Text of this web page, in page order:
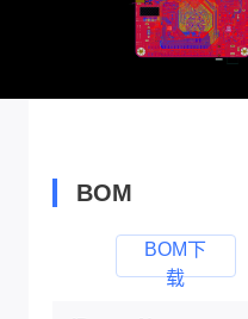
BOM
BOM下
载